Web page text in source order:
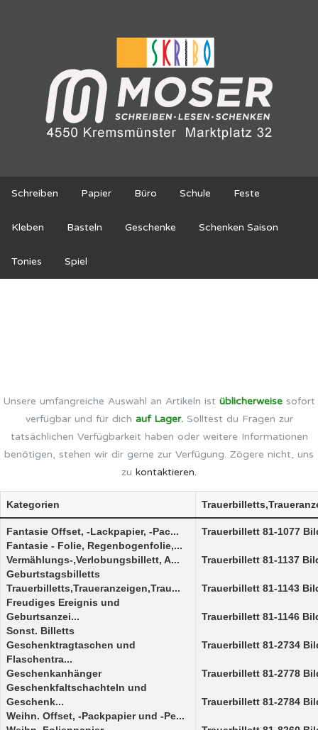
Schreiben Papier Büro Schule Feste
Kleben Basteln Geschenke Schenken Saison
Tonies Spiel
Unsere umfangreiche Auswahl an Artikeln ist üblicherweise sofort
verfügbar und für dich auf Lager.Solltest du Fragen zur
tatsächlichen Verfügbarkeit haben oder weitere Informationen
benötigen, stehen wir dir gerne zur Verfügung. Zögere nicht, uns
zu kontaktieren.
Kategorien
Fantasie Offset, -Lackpapier, -Pac...
Fantasie - Folie, Regenbogenfolie,...
Vermählungs-,Verlobungsbillett, A...
Geburtstagsbilletts
Trauerbilletts,Traueranzeigen,Trau...
Freudiges Ereignis und
Geburtsanzei...
Sonst. Billetts
Geschenktragtaschen und
Flaschentra...
Geschenkanhänger
Geschenkfaltschachteln und
Geschenk...
Weihn. Offset, -Packpapier und -Pe...
Trauerbillett 81-1077
Trauerbillett 81-1137
Trauerbillett 81-1143
Trauerbillett 81-1146
Trauerbillett 81-2734
Trauerbillett 81-2778
Trauerbillett 81-2784